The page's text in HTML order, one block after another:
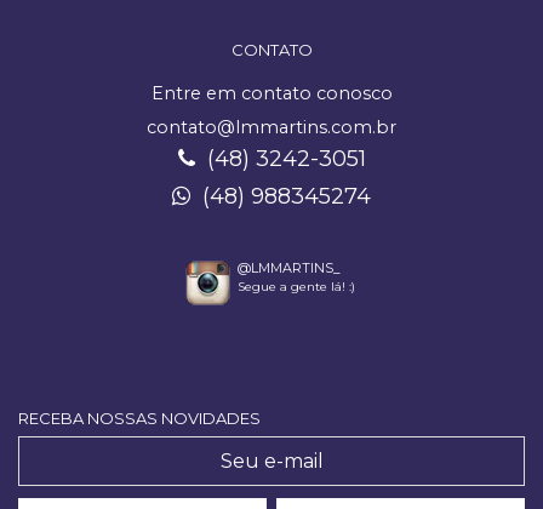
CONTATO
Entre em contato conosco
contato@lmmartins.com.br
(48) 3242-3051
(48) 988345274
@LMMARTINS_
Segue a gente lá! :)
RECEBA NOSSAS NOVIDADES